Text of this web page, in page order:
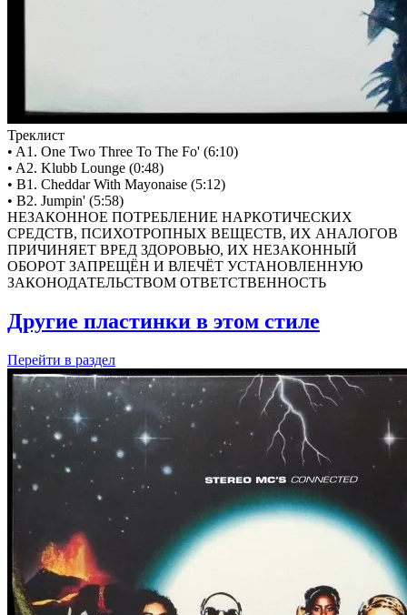
Треклист
• A1. One Two Three To The Fo' (6:10)
• A2. Klubb Lounge (0:48)
• B1. Cheddar With Mayonaise (5:12)
• B2. Jumpin' (5:58)
НЕЗАКОННОЕ ПОТРЕБЛЕНИЕ НАРКОТИЧЕСКИХ
СРЕДСТВ, ПСИХОТРОПНЫХ ВЕЩЕСТВ, ИХ АНАЛОГОВ
ПРИЧИНЯЕТ ВРЕД ЗДОРОВЬЮ, ИХ НЕЗАКОННЫЙ
ОБОРОТ ЗАПРЕЩЁН И ВЛЕЧЁТ УСТАНОВЛЕННУЮ
ЗАКОНОДАТЕЛЬСТВОМ ОТВЕТСТВЕННОСТЬ
Другие пластинки в этом стиле
Перейти в раздел